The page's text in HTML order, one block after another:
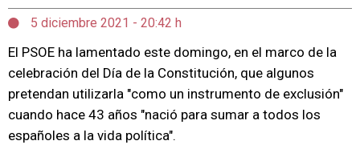
5 diciembre 2021 - 20:42 h
El PSOE ha lamentado este domingo, en el marco de la
celebración del Día de la Constitución, que algunos
pretendan utilizarla "como un instrumento de exclusión"
cuando hace 43 años "nació para sumar a todos los
españoles a la vida política".